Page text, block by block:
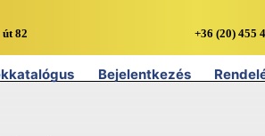
út 82 +36 (20) 455
Bejelentkezés